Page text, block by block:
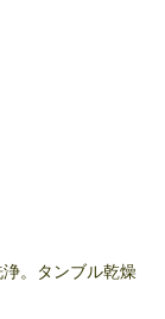
。タンブル乾燥